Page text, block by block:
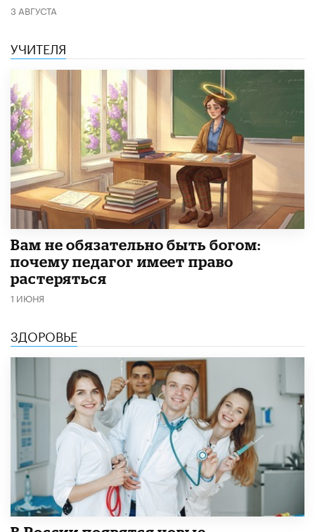
3 АВГУСТА
УЧИТЕЛЯ
​Вам не обязательно быть богом:
почему педагог имеет право
растеряться
1 ИЮНЯ
ЗДОРОВЬЕ